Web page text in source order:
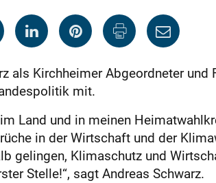
als Kirchheimer Abgeordneter und
mit.
Land und in meinen
in der Wirtschaft und der
gelingen, Klimaschutz und
Stelle!“, sagt Andreas Schwarz.